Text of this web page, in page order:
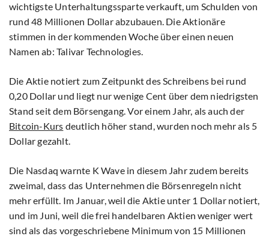
wichtigste Unterhaltungssparte verkauft, um Schulden von
rund 48 Millionen Dollar abzubauen. Die Aktionäre
stimmen in der kommenden Woche über einen neuen
Namen ab: Talivar Technologies.
Die Aktie notiert zum Zeitpunkt des Schreibens bei rund
0,20 Dollar und liegt nur wenige Cent über dem niedrigsten
Stand seit dem Börsengang. Vor einem Jahr, als auch der
Bitcoin-Kurs deutlich höher stand, wurden noch mehr als 5
Dollar gezahlt.
Die Nasdaq warnte K Wave in diesem Jahr zudem bereits
zweimal, dass das Unternehmen die Börsenregeln nicht
mehr erfüllt. Im Januar, weil die Aktie unter 1 Dollar notiert,
und im Juni, weil die frei handelbaren Aktien weniger wert
sind als das vorgeschriebene Minimum von 15 Millionen